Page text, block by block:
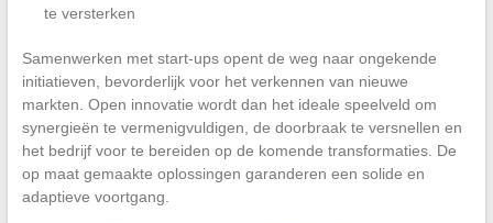
te versterken
Samenwerken met start-ups opent de weg naar ongekende
initiatieven, bevorderlijk voor het verkennen van nieuwe
markten. Open innovatie wordt dan het ideale speelveld om
synergieën te vermenigvuldigen, de doorbraak te versnellen en
het bedrijf voor te bereiden op de komende transformaties. De
op maat gemaakte oplossingen garanderen een solide en
adaptieve voortgang.